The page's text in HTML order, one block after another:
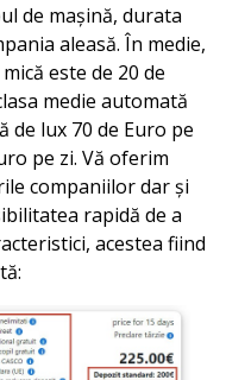
de mașină, durata
aleasă. În medie,
este de 20 de
medie automată
de lux 70 de Euro pe
pe zi. Vă oferim
companiilor dar și
rapidă de a
acestea fiind